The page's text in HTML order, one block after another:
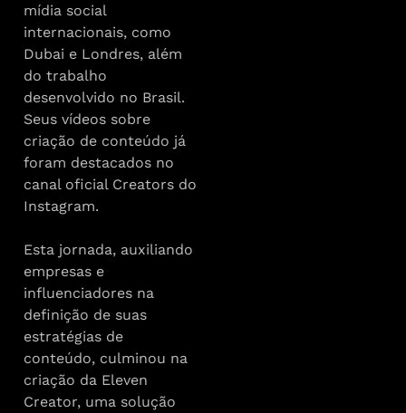
mídia social
internacionais, como
Dubai e Londres, além
do trabalho
desenvolvido no Brasil.
Seus vídeos sobre
criação de conteúdo já
foram destacados no
canal oficial Creators do
Instagram.
Esta jornada, auxiliando
empresas e
influenciadores na
definição de suas
estratégias de
conteúdo, culminou na
criação da Eleven
Creator, uma solução